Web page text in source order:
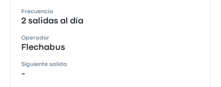
Frecuencia
2 salidas al día
Operador
Flechabus
Siguiente salida
-